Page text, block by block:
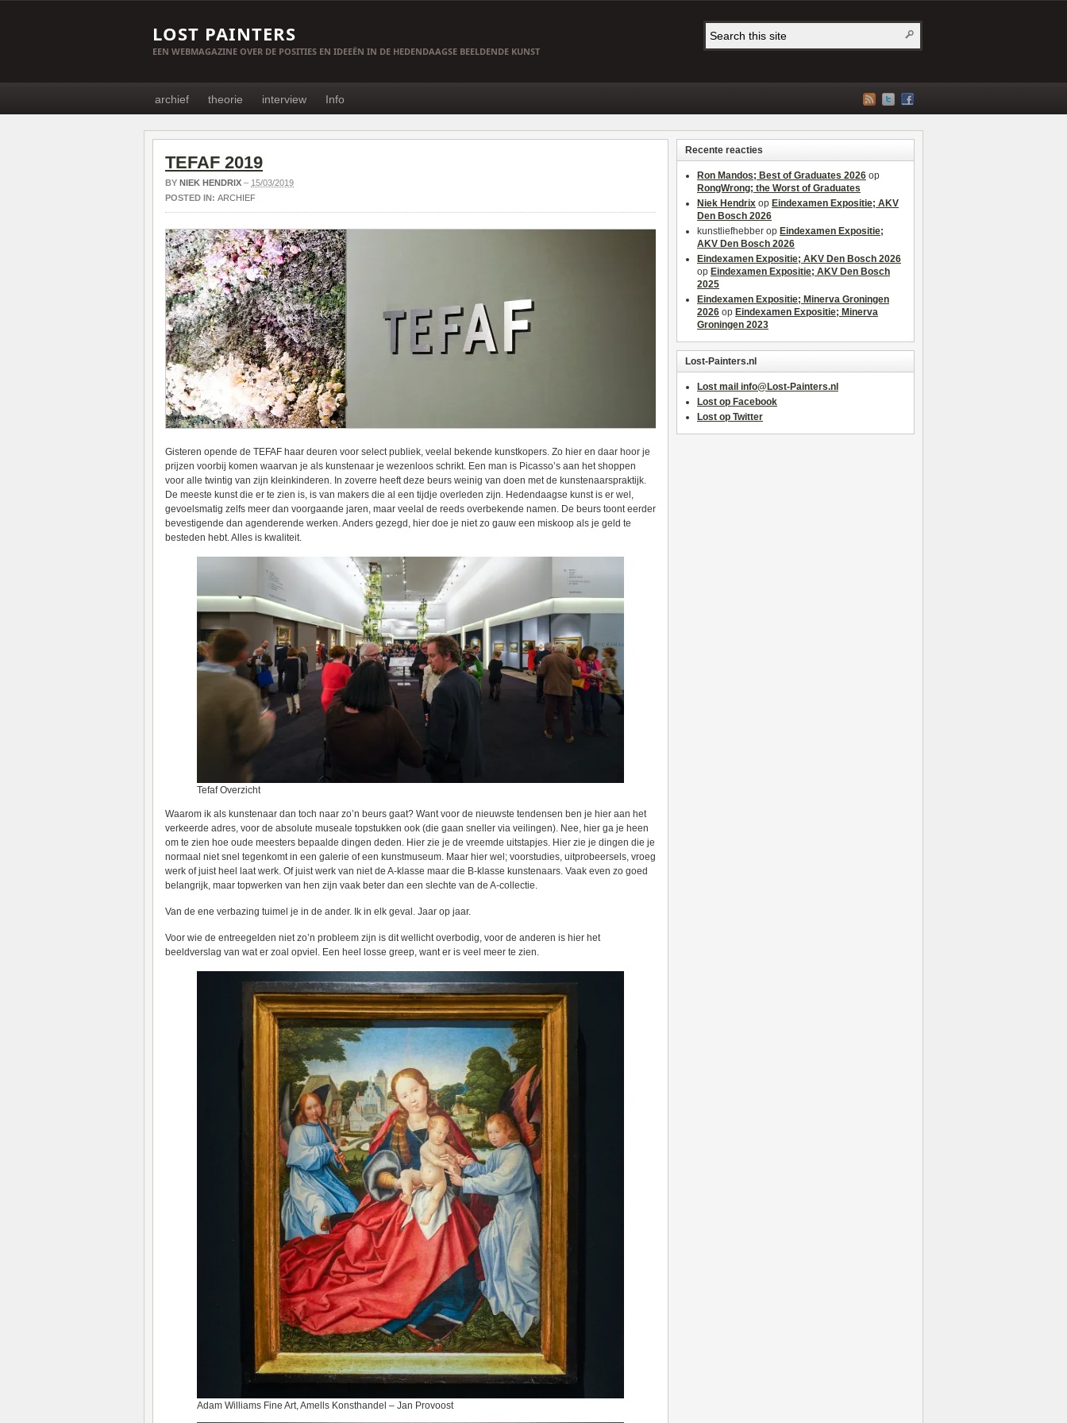
LOST PAINTERS
EEN WEBMAGAZINE OVER DE POSITIES EN IDEEËN IN DE HEDENDAAGSE BEELDENDE KUNST
archief theorie interview Info
TEFAF 2019
BY NIEK HENDRIX – 15/03/2019
POSTED IN: ARCHIEF
Gisteren opende de TEFAF haar deuren voor select publiek, veelal bekende kunstkopers. Zo hier en daar hoor je
prijzen voorbij komen waarvan je als kunstenaar je wezenloos schrikt. Een man is Picasso’s aan het shoppen
voor alle twintig van zijn kleinkinderen. In zoverre heeft deze beurs weinig van doen met de kunstenaarspraktijk.
De meeste kunst die er te zien is, is van makers die al een tijdje overleden zijn. Hedendaagse kunst is er wel,
gevoelsmatig zelfs meer dan voorgaande jaren, maar veelal de reeds overbekende namen. De beurs toont eerder
bevestigende dan agenderende werken. Anders gezegd, hier doe je niet zo gauw een miskoop als je geld te
besteden hebt. Alles is kwaliteit.
Tefaf Overzicht
Waarom ik als kunstenaar dan toch naar zo’n beurs gaat? Want voor de nieuwste tendensen ben je hier aan het
verkeerde adres, voor de absolute museale topstukken ook (die gaan sneller via veilingen). Nee, hier ga je heen
om te zien hoe oude meesters bepaalde dingen deden. Hier zie je de vreemde uitstapjes. Hier zie je dingen die je
normaal niet snel tegenkomt in een galerie of een kunstmuseum. Maar hier wel; voorstudies, uitprobeersels, vroeg
werk of juist heel laat werk. Of juist werk van niet de A-klasse maar die B-klasse kunstenaars. Vaak even zo goed
belangrijk, maar topwerken van hen zijn vaak beter dan een slechte van de A-collectie.
Van de ene verbazing tuimel je in de ander. Ik in elk geval. Jaar op jaar.
Voor wie de entreegelden niet zo’n probleem zijn is dit wellicht overbodig, voor de anderen is hier het
beeldverslag van wat er zoal opviel. Een heel losse greep, want er is veel meer te zien.
Adam Williams Fine Art, Amells Konsthandel – Jan Provoost
Recente reacties
Ron Mandos; Best of Graduates 2026 op
RongWrong; the Worst of Graduates
Niek Hendrix op Eindexamen Expositie; AKV
Den Bosch 2026
kunstliefhebber op Eindexamen Expositie;
AKV Den Bosch 2026
Eindexamen Expositie; AKV Den Bosch 2026
op Eindexamen Expositie; AKV Den Bosch
2025
Eindexamen Expositie; Minerva Groningen
2026 op Eindexamen Expositie; Minerva
Groningen 2023
Lost-Painters.nl
Lost mail info@Lost-Painters.nl
Lost op Facebook
Lost op Twitter